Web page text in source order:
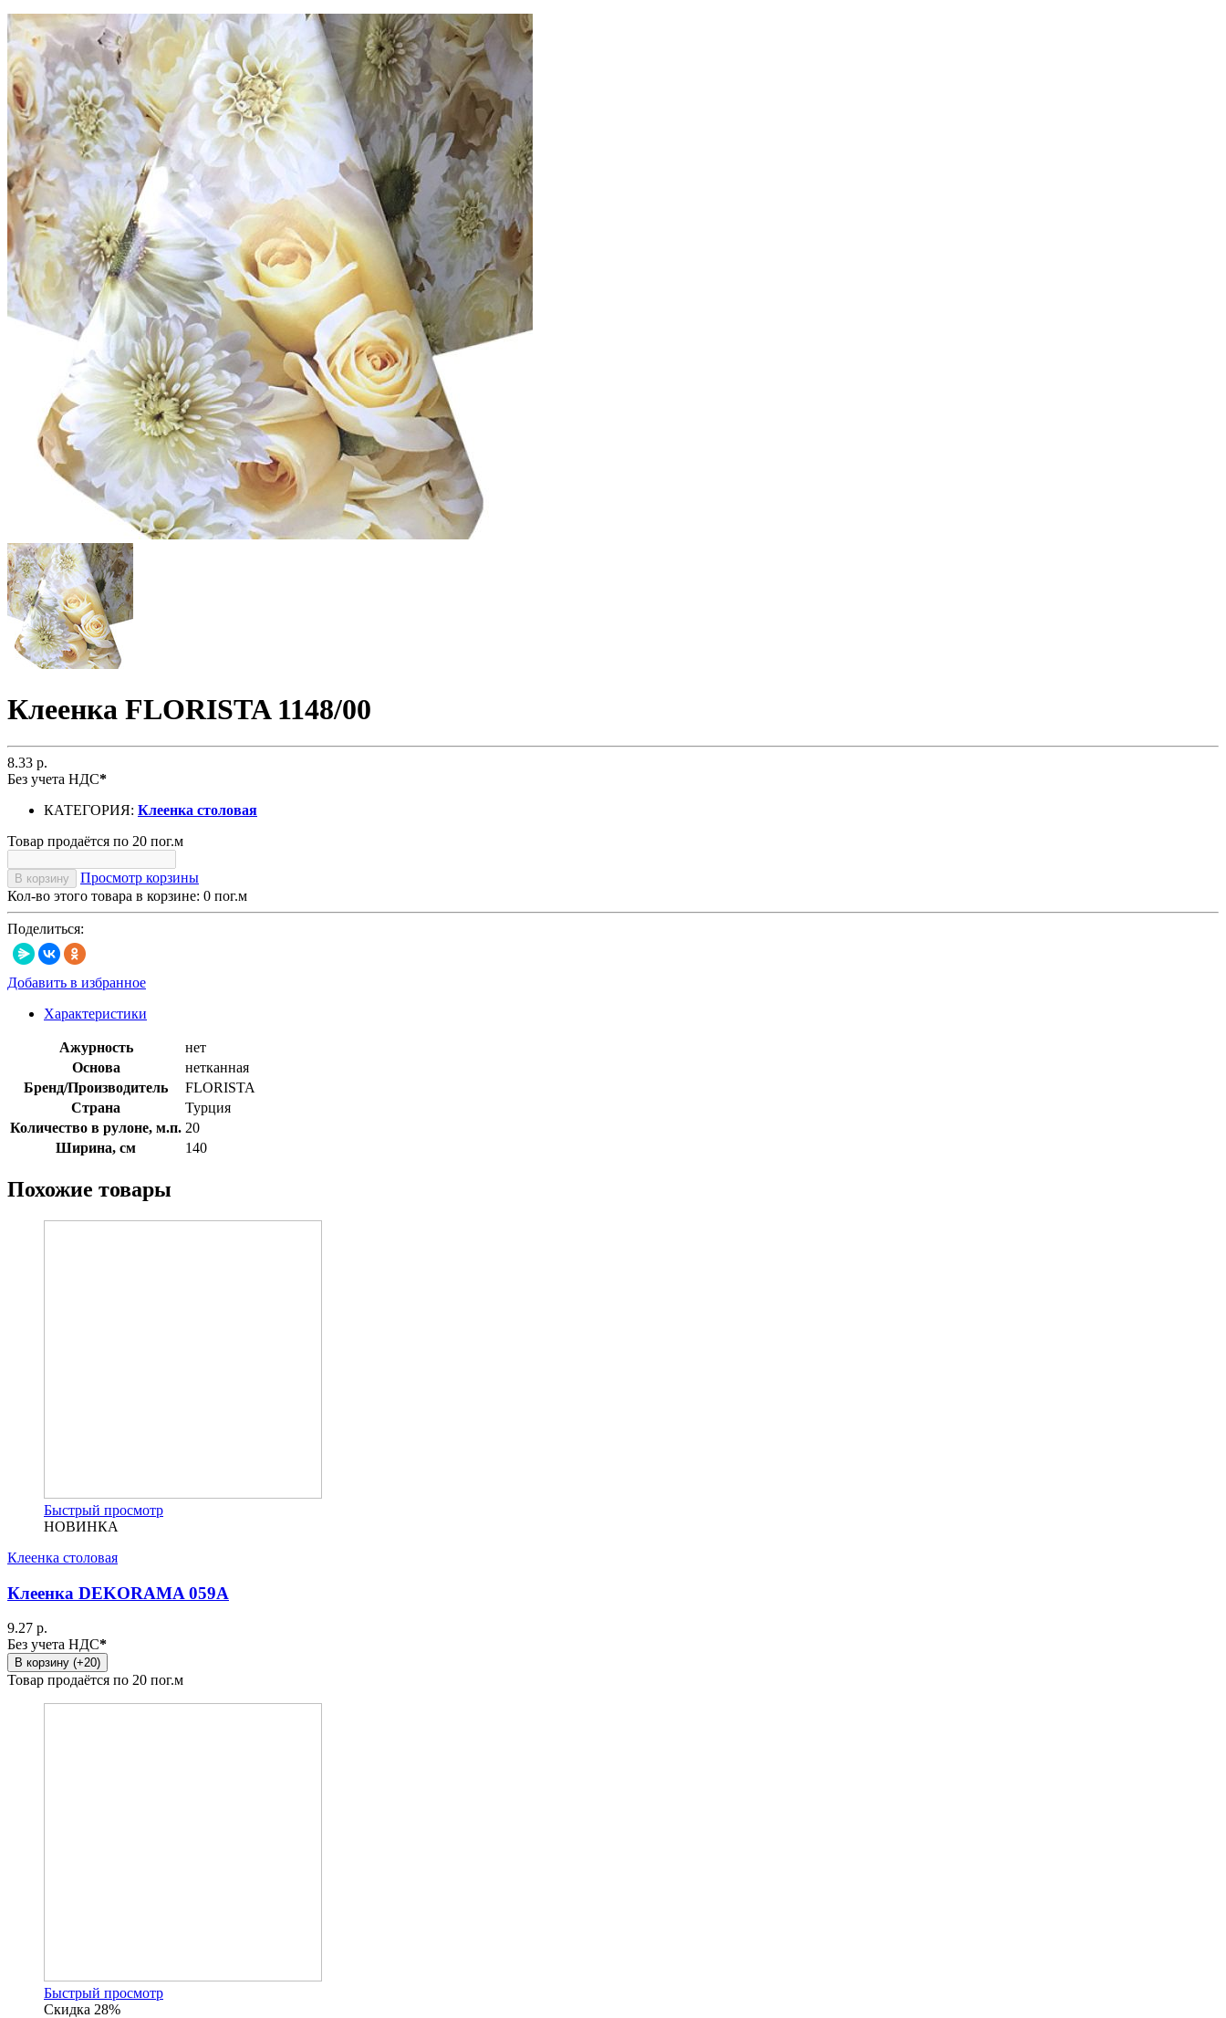
Клеенка FLORISTA 1148/00
8.33 р.
Без учета НДС*
КАТЕГОРИЯ: Клеенка столовая
Товар продаётся по 20 пог.м
В корзину
Просмотр корзины
Кол-во этого товара в корзине: 0 пог.м
Поделиться:
Добавить в избранное
Характеристики
Ажурность
нет
Основа
нетканная
Бренд/Производитель
FLORISTA
Страна
Турция
Количество в рулоне, м.п. 20
Ширина, см
140
Похожие товары
Быстрый просмотр
НОВИНКА
Клеенка столовая
Клеенка DEKORAMA 059A
9.27 р.
Без учета НДС*
В корзину (+20)
Товар продаётся по 20 пог.м
Быстрый просмотр
Скидка 28%